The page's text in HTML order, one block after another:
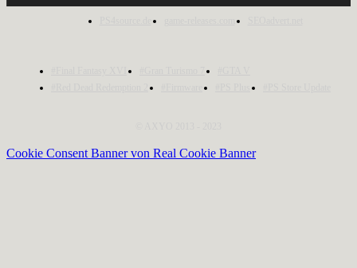
Cookie Consent Banner von Real Cookie Banner